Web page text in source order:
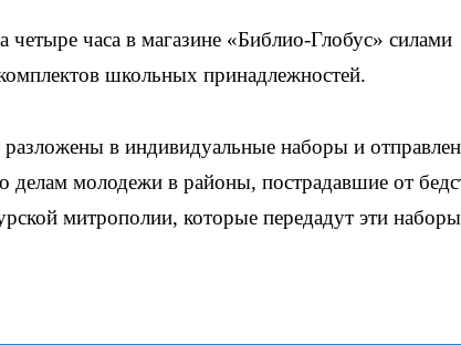
четыре часа в магазине «Библио-Глобус»
школьных принадлежностей.
в индивидуальные наборы и
делам молодежи в районы, пострадавшие от
митрополии, которые передадут эти